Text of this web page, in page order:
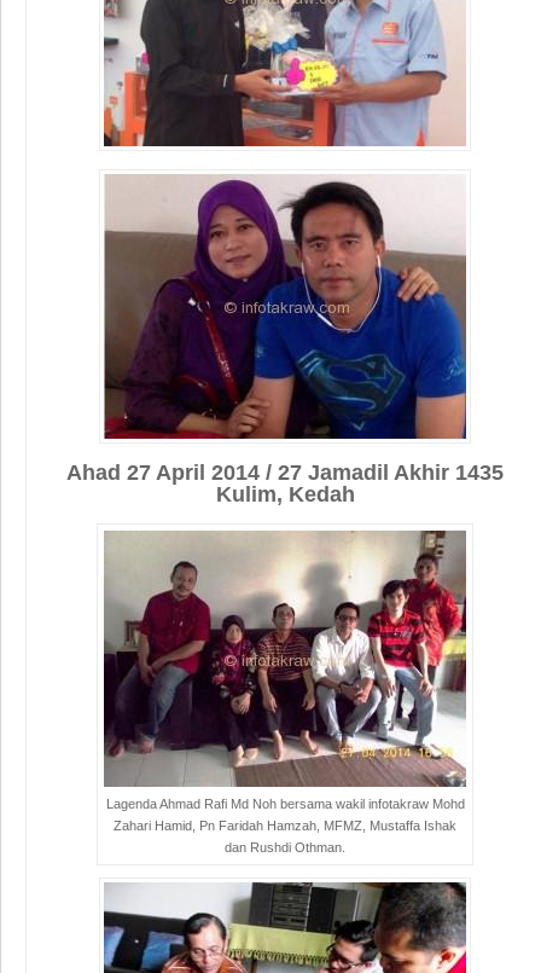
Ahad 27 April 2014 / 27 Jamadil Akhir 1435
Kulim, Kedah
Lagenda Ahmad Rafi Md Noh bersama wakil infotakraw Mohd
Zahari Hamid, Pn Faridah Hamzah, MFMZ, Mustaffa Ishak
dan Rushdi Othman.